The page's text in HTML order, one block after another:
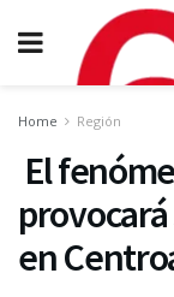
Home Región
El
en